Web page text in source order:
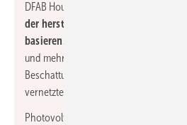
DFAB House
der herstellerunabhängigen
basieren.
und mehrstufige Einbruchsicherung,
Beschattungsmöglichkeiten und die
vernetzter, intelligenter Haushaltsgeräte.
Photovoltaikmodule auf dem Dach